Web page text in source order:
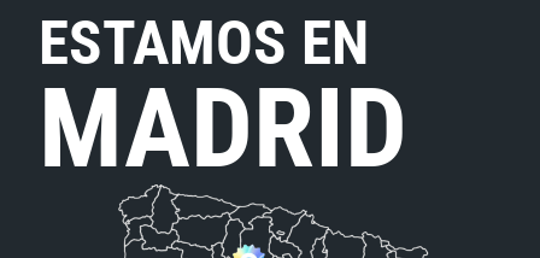
ESTAMOS EN
MADRID